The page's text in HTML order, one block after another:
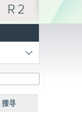
R2
搜寻